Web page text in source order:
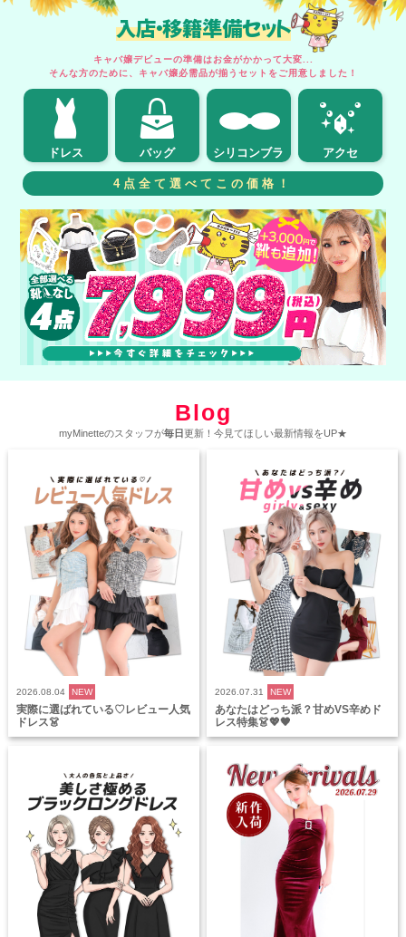
入店・移籍準備セット
キャバ嬢デビューの準備はお金がかかって大変...
そんな方のために、キャバ嬢必需品が揃うセットをご用意しました！
ドレス バッグ シリコンブラ アクセ
4点全て選べてこの価格！
Blog
myMinetteのスタッフが毎日更新！今見てほしい最新情報をUP★
2026.08.04 NEW
実際に選ばれている♡レビュー人気
ドレス👗
2026.07.31 NEW
あなたはどっち派？甘めVS辛めド
レス特集👗💖🖤